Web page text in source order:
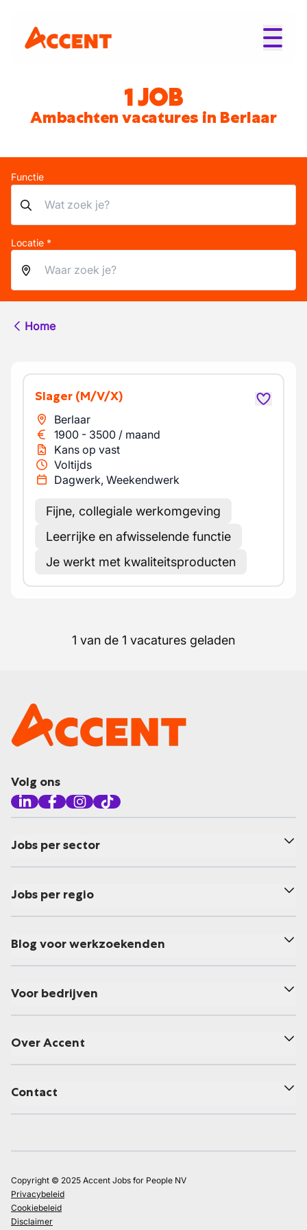
1 JOB
Ambachten vacatures in Berlaar
Functie
Locatie *
Home
Slager (M/V/X)
Berlaar
1900 - 3500 / maand
Kans op vast
Voltijds
Dagwerk, Weekendwerk
Fijne, collegiale werkomgeving
Leerrijke en afwisselende functie
Je werkt met kwaliteitsproducten
1 van de 1 vacatures geladen
Volg ons
Jobs per sector
Jobs per regio
Blog voor werkzoekenden
Voor bedrijven
Over Accent
Contact
Copyright © 2025 Accent Jobs for People NV
Privacybeleid
Cookiebeleid
Disclaimer